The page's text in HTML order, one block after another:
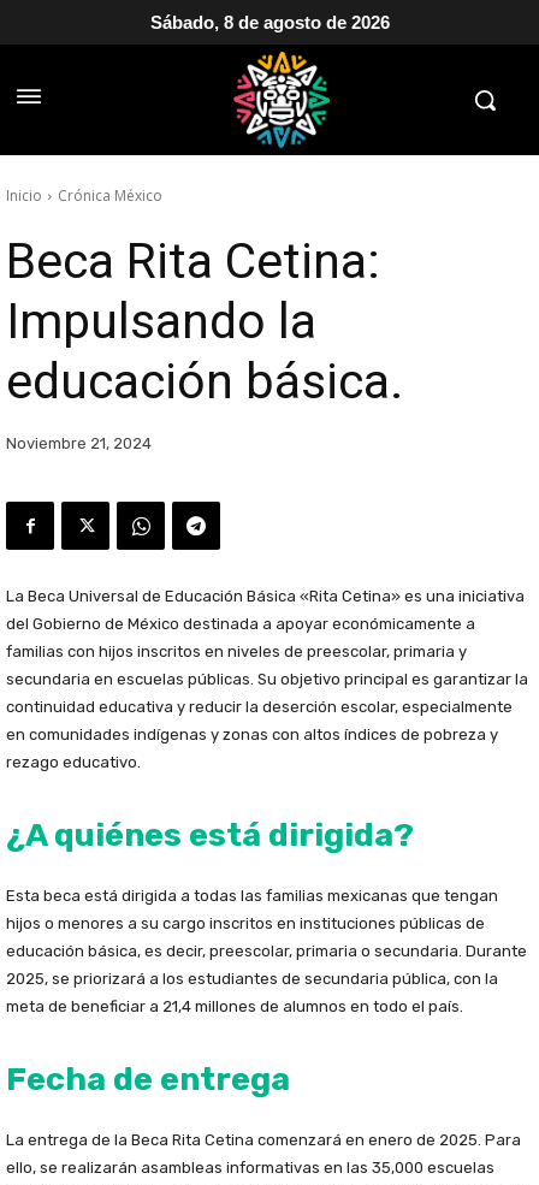
Sábado, 8 de agosto de 2026
Inicio Crónica México
Beca Rita Cetina:
Impulsando la
educación básica.
Noviembre 21, 2024
La Beca Universal de Educación Básica «Rita Cetina» es una iniciativa
del Gobierno de México destinada a apoyar económicamente a
familias con hijos inscritos en niveles de preescolar, primaria y
secundaria en escuelas públicas. Su objetivo principal es garantizar la
continuidad educativa y reducir la deserción escolar, especialmente
en comunidades indígenas y zonas con altos índices de pobreza y
rezago educativo.
¿A quiénes está dirigida?
Esta beca está dirigida a todas las familias mexicanas que tengan
hijos o menores a su cargo inscritos en instituciones públicas de
educación básica, es decir, preescolar, primaria o secundaria. Durante
2025, se priorizará a los estudiantes de secundaria pública, con la
meta de beneficiar a 21,4 millones de alumnos en todo el país.
Fecha de entrega
La entrega de la Beca Rita Cetina comenzará en enero de 2025. Para
ello, se realizarán asambleas informativas en las 35,000 escuelas